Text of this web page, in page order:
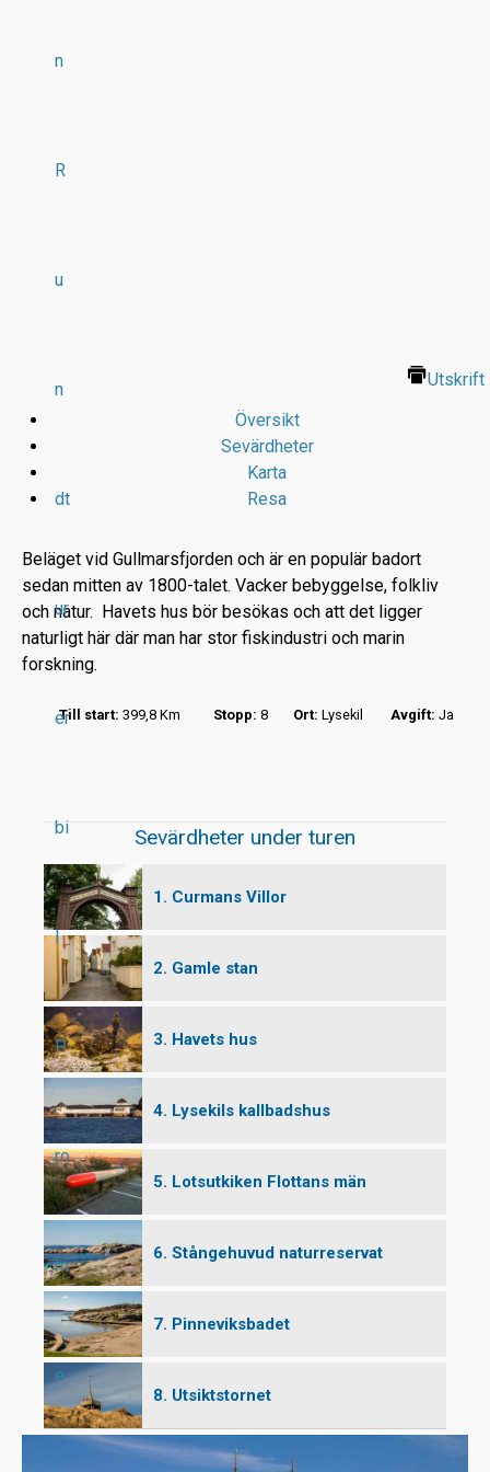
n
R
u
n
dt
ur
er
bi
l
P
ro
m
e
Utskrift
Översikt
Sevärdheter
Karta
Resa
Beläget vid Gullmarsfjorden och är en populär badort
sedan mitten av 1800-talet. Vacker bebyggelse, folkliv
och natur. Havets hus bör besökas och att det ligger
naturligt här där man har stor fiskindustri och marin
forskning.
Till start: 399,8 Km Stopp: 8 Ort: Lysekil Avgift: Ja
Sevärdheter under turen
1. Curmans Villor
2. Gamle stan
3. Havets hus
4. Lysekils kallbadshus
5. Lotsutkiken Flottans män
6. Stångehuvud naturreservat
7. Pinneviksbadet
8. Utsiktstornet